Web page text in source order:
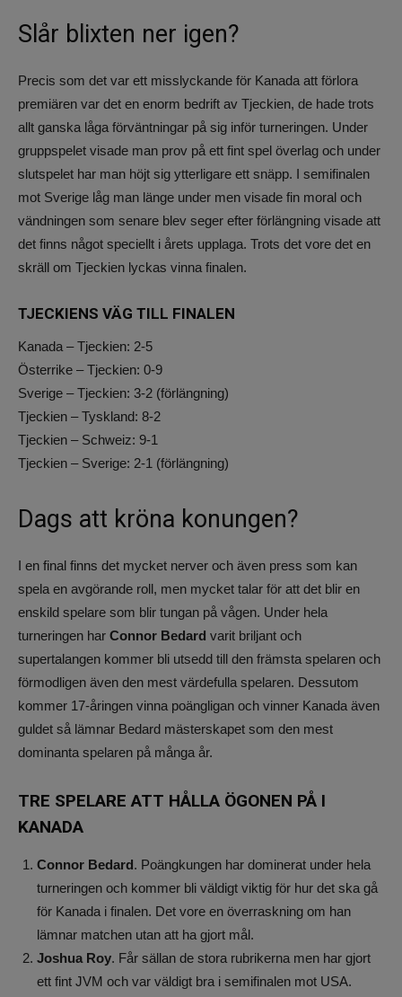
Slår blixten ner igen?
Precis som det var ett misslyckande för Kanada att förlora
premiären var det en enorm bedrift av Tjeckien, de hade trots
allt ganska låga förväntningar på sig inför turneringen. Under
gruppspelet visade man prov på ett fint spel överlag och under
slutspelet har man höjt sig ytterligare ett snäpp. I semifinalen
mot Sverige låg man länge under men visade fin moral och
vändningen som senare blev seger efter förlängning visade att
det finns något speciellt i årets upplaga. Trots det vore det en
skräll om Tjeckien lyckas vinna finalen.
TJECKIENS VÄG TILL FINALEN
Kanada – Tjeckien: 2-5
Österrike – Tjeckien: 0-9
Sverige – Tjeckien: 3-2 (förlängning)
Tjeckien – Tyskland: 8-2
Tjeckien – Schweiz: 9-1
Tjeckien – Sverige: 2-1 (förlängning)
Dags att kröna konungen?
I en final finns det mycket nerver och även press som kan
spela en avgörande roll, men mycket talar för att det blir en
enskild spelare som blir tungan på vågen. Under hela
turneringen har Connor Bedard varit briljant och
supertalangen kommer bli utsedd till den främsta spelaren och
förmodligen även den mest värdefulla spelaren. Dessutom
kommer 17-åringen vinna poängligan och vinner Kanada även
guldet så lämnar Bedard mästerskapet som den mest
dominanta spelaren på många år.
TRE SPELARE ATT HÅLLA ÖGONEN PÅ I
KANADA
Connor Bedard. Poängkungen har dominerat under hela
turneringen och kommer bli väldigt viktig för hur det ska gå
för Kanada i finalen. Det vore en överraskning om han
lämnar matchen utan att ha gjort mål.
Joshua Roy. Får sällan de stora rubrikerna men har gjort
ett fint JVM och var väldigt bra i semifinalen mot USA.